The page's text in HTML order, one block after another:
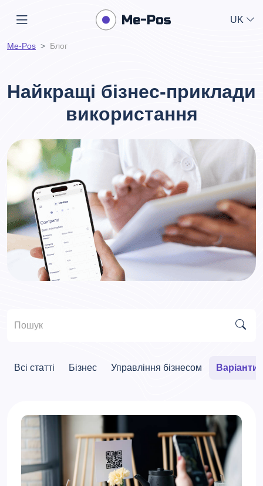
UK
Me-Pos Блог
Найкращі бізнес-приклади
використання
Всі статті Бізнес Управління бізнесом Варіанти